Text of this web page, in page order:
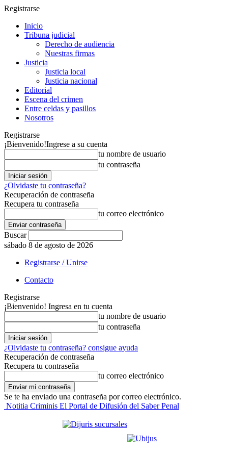
Registrarse
Inicio
Tribuna judicial
Derecho de audiencia
Nuestras firmas
Justicia
Justicia local
Justicia nacional
Editorial
Escena del crimen
Entre celdas y pasillos
Nosotros
Registrarse
¡Bienvenido!Ingrese a su cuenta
tu nombre de usuario
tu contraseña
¿Olvidaste tu contraseña?
Recuperación de contraseña
Recupera tu contraseña
tu correo electrónico
Buscar
sábado 8 de agosto de 2026
Registrarse / Unirse
Contacto
Registrarse
¡Bienvenido! Ingresa en tu cuenta
tu nombre de usuario
tu contraseña
¿Olvidaste tu contraseña? consigue ayuda
Recuperación de contraseña
Recupera tu contraseña
tu correo electrónico
Se te ha enviado una contraseña por correo electrónico.
Notitia Criminis El Portal de Difusión del Saber Penal